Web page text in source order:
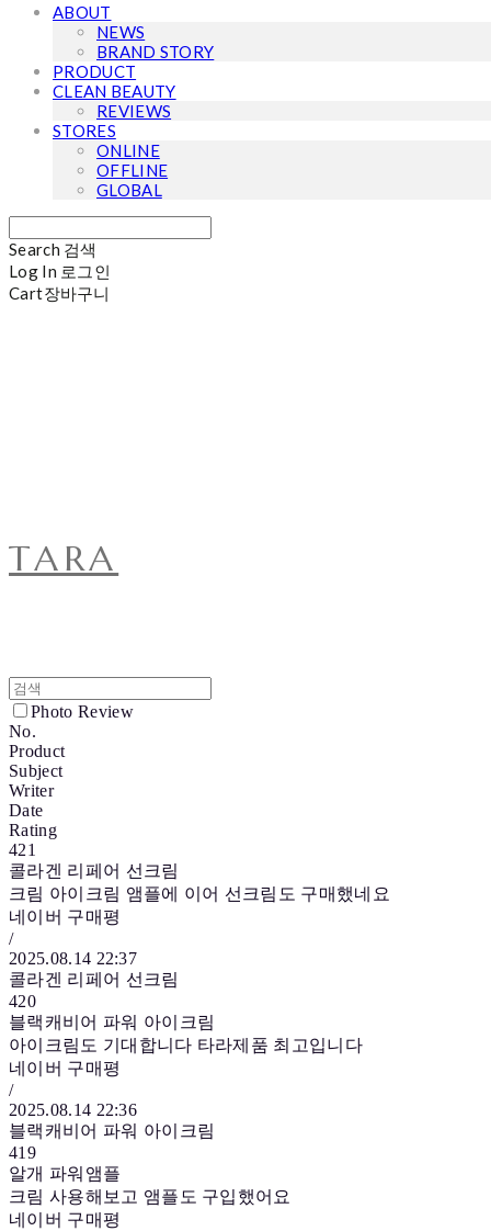
ABOUT
NEWS
BRAND STORY
PRODUCT
CLEAN BEAUTY
REVIEWS
STORES
ONLINE
OFFLINE
GLOBAL
Search 검색
Log In 로그인
Cart장바구니
TARA
Photo Review
No.
Product
Subject
Writer
Date
Rating
421
콜라겐 리페어 선크림
크림 아이크림 앰플에 이어 선크림도 구매했네요
네이버 구매평
/
2025.08.14 22:37
콜라겐 리페어 선크림
420
블랙캐비어 파워 아이크림
아이크림도 기대합니다 타라제품 최고입니다
네이버 구매평
/
2025.08.14 22:36
블랙캐비어 파워 아이크림
419
알개 파워앰플
크림 사용해보고 앰플도 구입했어요
네이버 구매평